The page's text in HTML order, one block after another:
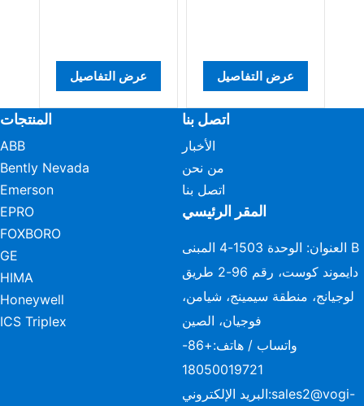
عرض التفاصيل عرض التفاصيل
المنتجات
ABB
Bently Nevada
Emerson
EPRO
FOXBORO
GE
HIMA
Honeywell
ICS Triplex
اتصل بنا
الأخبار
من نحن
اتصل بنا
المقر الرئيسي
العنوان: الوحدة 1503-4 المبنى B
دايموند كوست، رقم 96-2 طريق
لوجيانج، منطقة سيمينج، شيامن،
فوجيان، الصين
واتساب / هاتف:
+86-
18050019721
البريد الإلكتروني:sales2@vogi-